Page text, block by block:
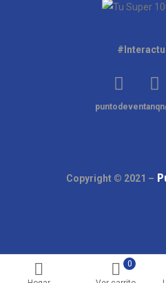
0
Copyright © 2021 –